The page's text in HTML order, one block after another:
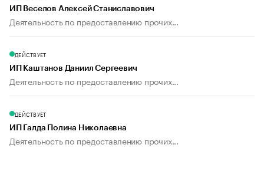
ИП Веселов Алексей Станиславович
Деятельность по предоставлению прочих...
ДЕЙСТВУЕТ
ИП Каштанов Даниил Сергеевич
Деятельность по предоставлению прочих...
ДЕЙСТВУЕТ
ИП Галда Полина Николаевна
Деятельность по предоставлению прочих...